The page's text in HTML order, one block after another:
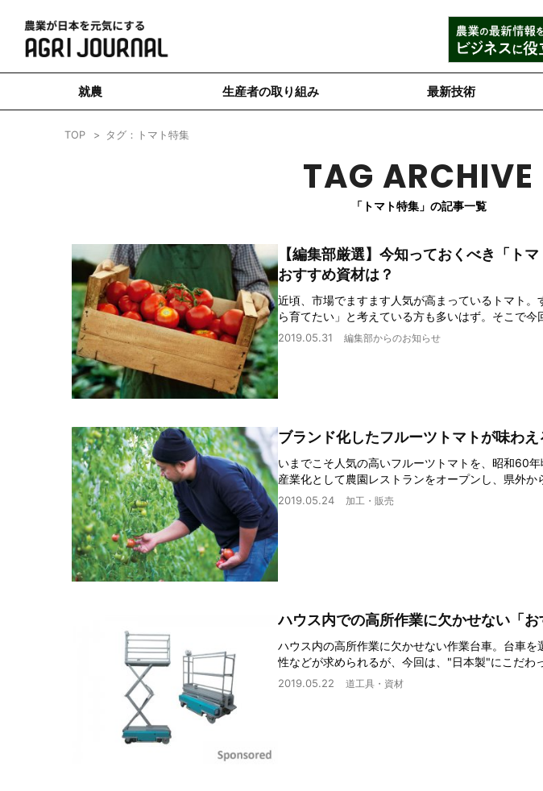
就農 生産者の取り組み 最新技術
TOP タグ：トマト特集
TAG ARCHIVE
「トマト特集」の記事一覧
【編集部厳選】今知っておくべき「ト
おすすめ資材は？
近頃、市場でますます人気が高まっているトマト
ら育てたい」と考えている方も多いはず。そこで
2019.05.31 編集部からのお知らせ
ブランド化したフルーツトマトが味わ
いまでこそ人気の高いフルーツトマトを、昭和60
産業化として農園レストランをオープンし、県外
2019.05.24 加工・販売
ハウス内での高所作業に欠かせない「お
ハウス内の高所作業に欠かせない作業台車。台車
性などが求められるが、今回は、"日本製"にこだわ
2019.05.22 道工具・資材